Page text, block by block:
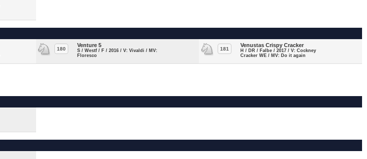
180
Venture 5
S / Westf / F / 2016 / V: Vivaldi / MV:
Floresco
181
Venustas Crispy Cracker
H / DR / Falbe / 2017 / V: Cockney
Cracker WE / MV: Do it again